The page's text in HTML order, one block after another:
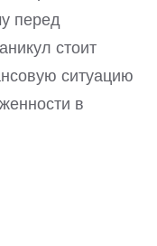
перед
стоит
ситуацию
в